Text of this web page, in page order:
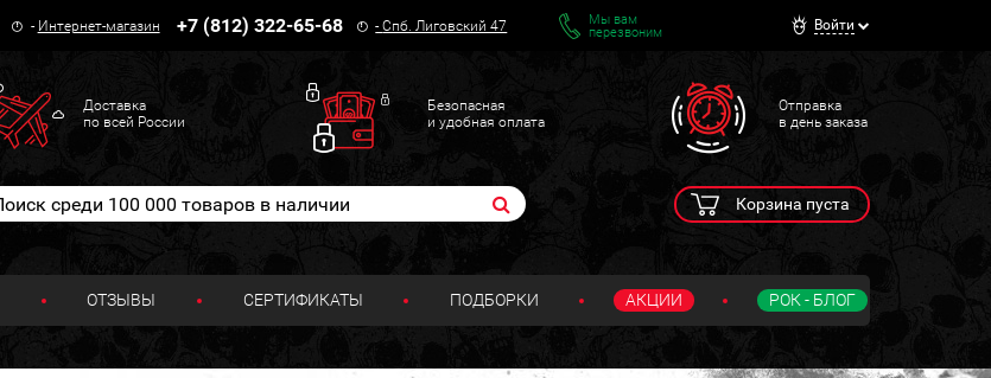
- Интернет-магазин +7 (812) 322-65-68 -Спб. Лиговский 47
Мы вам
перезвоним
Войти
Доставка
по всей России
Безопасная
и удобная оплата
Отправка
в день заказа
Корзина пуста
ОТЗЫВЫ СЕРТИФИКАТЫ ПОДБОРКИ АКЦИИ РОК - БЛОГ